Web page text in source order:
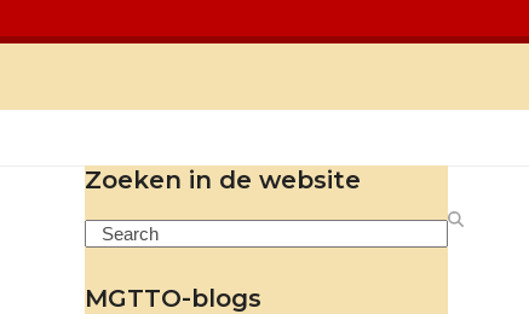
Zoeken in de website
Search
MGTTO-blogs